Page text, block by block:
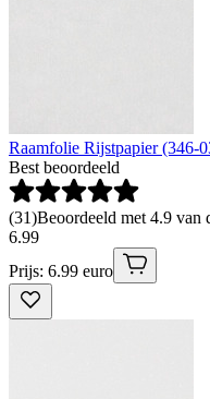
Raamfolie Rijstpapier (346-
Best beoordeeld
(31)Beoordeeld met 4.9 van
6.99
Prijs: 6.99 euro